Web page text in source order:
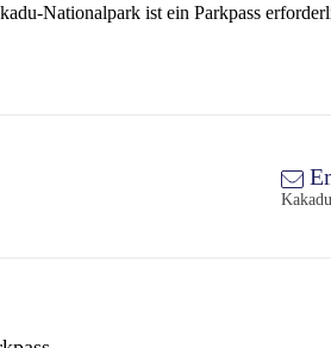
Nationalpark ist ein Parkpass